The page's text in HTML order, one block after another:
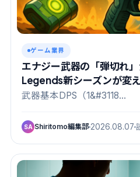
ゲーム業界
エナジー武器の「弾切れ
Legends新シーズンが変
武器基本DPS（1&#3118…
SA Shiritomo編集部 2026.08.07